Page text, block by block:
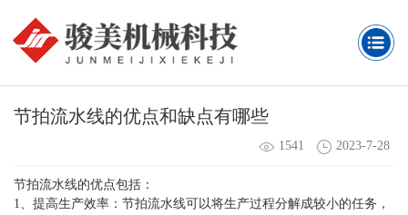
节拍流水线的优点和缺点有哪些
1541 2023-7-28
节拍流水线的优点包括：
1、提高生产效率：节拍流水线可以将生产过程分解成较小的任务，